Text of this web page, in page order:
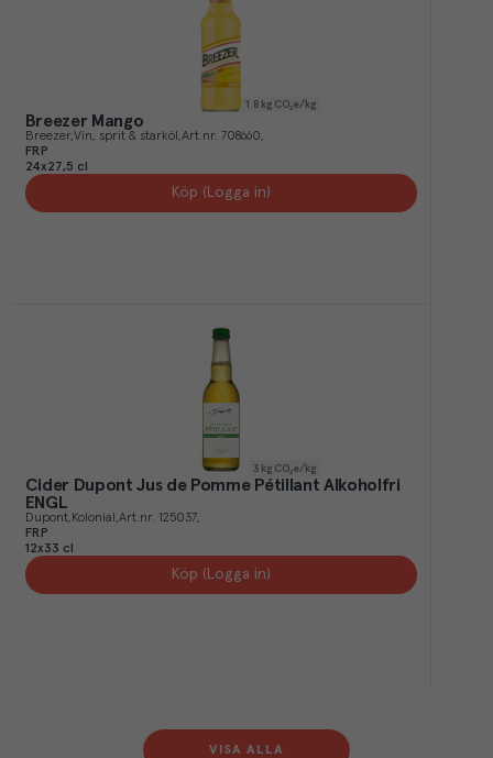
1.8 kg CO₂e/kg
Breezer Mango
Breezer Vin, sprit & starköl Art.nr. 708660
FRP
24x27,5 cl
Köp (Logga in)
3 kg CO₂e/kg
Cider Dupont Jus de Pomme Pétillant Alkoholfri
ENGL
Dupont Kolonial Art.nr. 125037
FRP
12x33 cl
Köp (Logga in)
VISA ALLA